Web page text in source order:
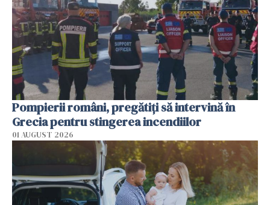
Pompierii români, pregătiţi să intervină în
Grecia pentru stingerea incendiilor
01 AUGUST 2026